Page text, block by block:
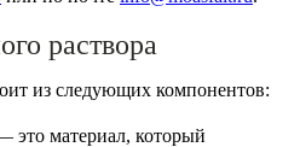
раствора
из следующих компонентов:
это материал, который